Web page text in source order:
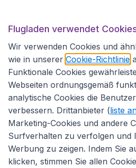
Flugladen.at
Internationale Webseiten
Flugladen verwendet
Wir verwenden Cookies und
wie in unserer Cookie-Richtlinie
Funktionale Cookies
Webseiten ordnungsgemäß
analytische Cookies die
verbessern. Drittanbieter (liste
Marketing-Cookies und andere
Surfverhalten zu verfolgen und
Werbung zu zeigen. Indem Sie
klicken, stimmen Sie allen